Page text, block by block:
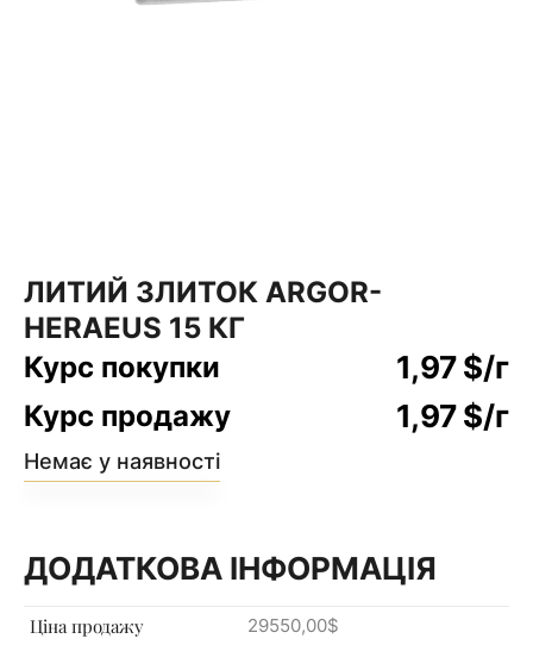
ЛИТИЙ ЗЛИТОК ARGOR-
HERAEUS 15 КГ
Курс покупки
1,97$/г
Курс продажу 1,97$/г
Немає у наявності
ДОДАТКОВА ІНФОРМАЦІЯ
Ціна продажу 29550,00$